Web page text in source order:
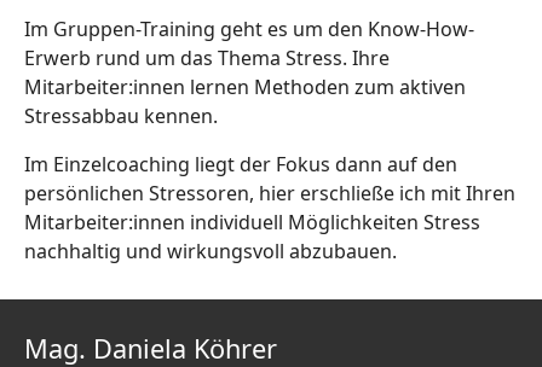
Im Gruppen-Training geht es um den Know-How-
Erwerb rund um das Thema Stress. Ihre
Mitarbeiter:innen lernen Methoden zum aktiven
Stressabbau kennen.
Im Einzelcoaching liegt der Fokus dann auf den
persönlichen Stressoren, hier erschließe ich mit Ihren
Mitarbeiter:innen individuell Möglichkeiten Stress
nachhaltig und wirkungsvoll abzubauen.
Mag. Daniela Köhrer